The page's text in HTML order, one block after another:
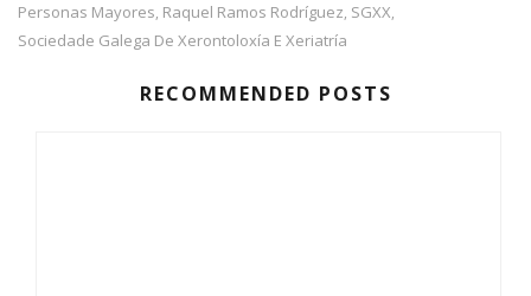
Personas Mayores, Raquel Ramos Rodríguez, SGXX,
Sociedade Galega De Xerontoloxía E Xeriatría
RECOMMENDED POSTS